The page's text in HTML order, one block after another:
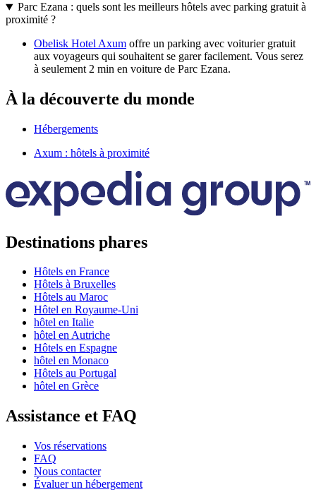
Parc Ezana : quels sont les meilleurs hôtels avec parking gratuit à
proximité ?
Obelisk Hotel Axum offre un parking avec voiturier gratuit
aux voyageurs qui souhaitent se garer facilement. Vous serez
à seulement 2 min en voiture de Parc Ezana.
À la découverte du monde
Hébergements
Axum : hôtels à proximité
Destinations phares
Hôtels en France
Hôtels à Bruxelles
Hôtels au Maroc
Hôtel en Royaume-Uni
hôtel en Italie
hôtel en Autriche
Hôtels en Espagne
hôtel en Monaco
Hôtels au Portugal
hôtel en Grèce
Assistance et FAQ
Vos réservations
FAQ
Nous contacter
Évaluer un hébergement